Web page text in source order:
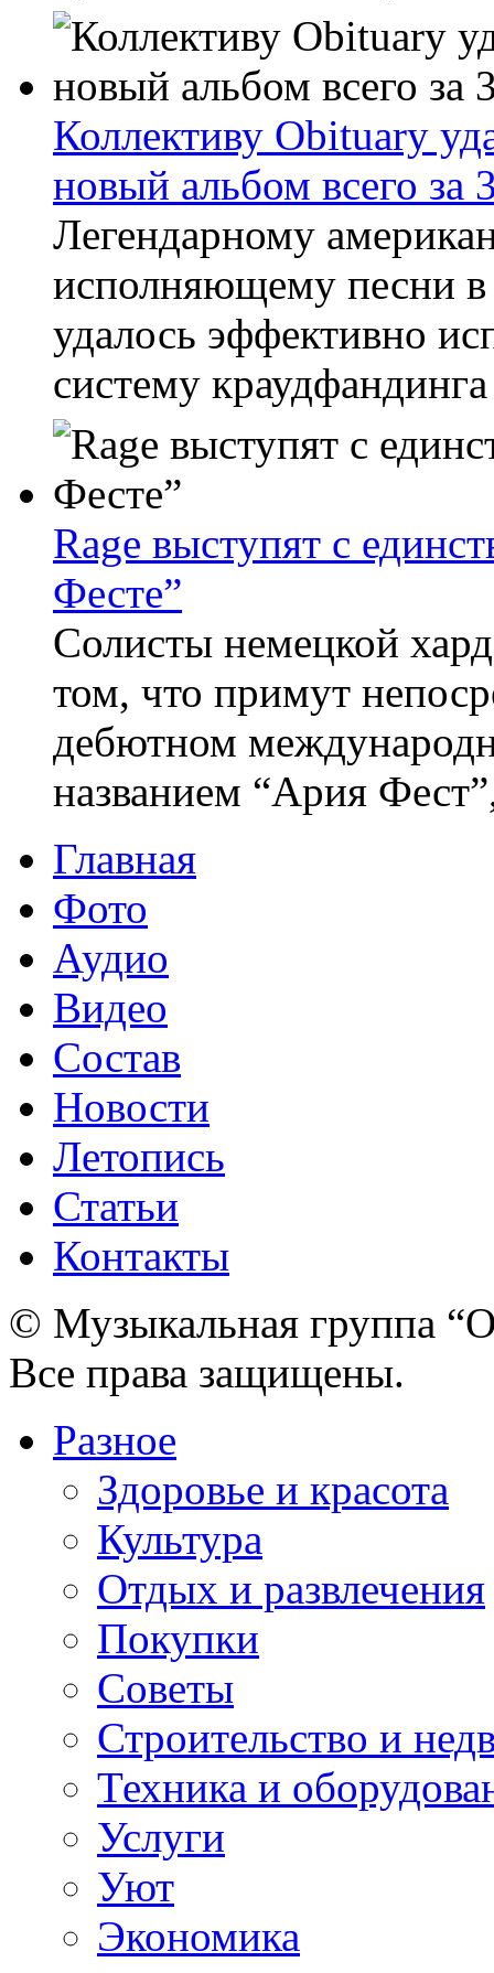
Коллективу Obituary
новый альбом всего за
Легендарному
исполняющему песни в
удалось эффективно
систему
Rage выступят с
Фесте”
Солисты немецкой
том, что примут
дебютном
названием “Ария
Главная
Фото
Аудио
Видео
Состав
Новости
Летопись
Статьи
Контакты
© Музыкальная группа
Все права защищены.
Разное
Здоровье и красота
Культура
Отдых и развлечения
Покупки
Советы
Строительство и
Техника и
Услуги
Уют
Экономика